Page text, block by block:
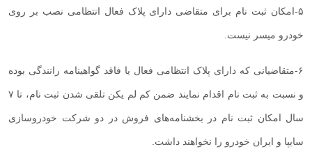
۵-امکان ثبت نام برای متقاضی دارای پلاک فعال انتظامی نصب بر روی
خودرو میسر نیست
۶-متقاضیانی که دارای پلاک انتظامی فعال یا فاقد گواهینامه رانندگی بوده
و نسبت به ثبت نام اقدام نمایند ضمن کم لم یکن تلقی شدن ثبت نام، تا ۷
سال امکان ثبت نام در بخشنامه‌های فروش در دو شرکت خودروسازی
سایپا و ایران خودرو را نخواهند داشت